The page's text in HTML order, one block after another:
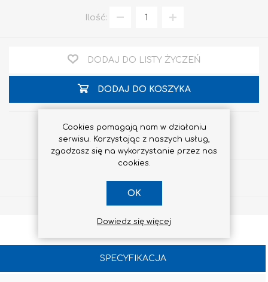
Ilość:
DODAJ DO LISTY ŻYCZEŃ
DODAJ DO KOSZYKA
SPECYFIKACJA
Cookies pomagają nam w działaniu
serwisu. Korzystając z naszych usług,
zgadzasz się na wykorzystanie przez nas
cookies.
OK
Dowiedz się więcej